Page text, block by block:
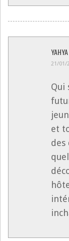
21/01/
Qui
et
des